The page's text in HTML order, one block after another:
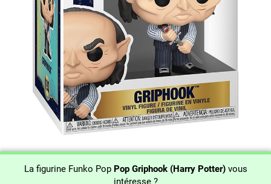
La figurine Funko Pop Pop Griphook (Harry Potter)vous
intéresse ?